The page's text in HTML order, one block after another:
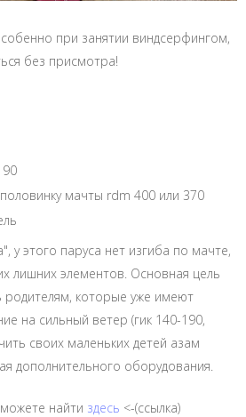
при занятии виндсерфингом,
без присмотра!
мачты rdm 400 или 370
у этого паруса нет изгиба по мачте,
лишних элементов. Основная цель
родителям, которые уже имеют
на сильный ветер (гик 140-190,
своих маленьких детей азам
дополнительного оборудования.
найти здесь <-(ссылка)